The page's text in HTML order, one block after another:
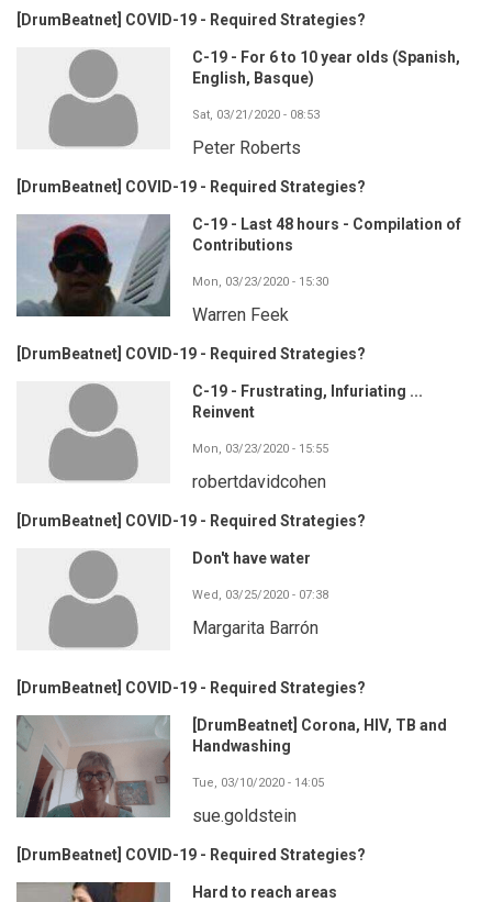
[DrumBeatnet] COVID-19 - Required Strategies?
C-19 - For 6 to 10 year olds (Spanish,
English, Basque)
Sat, 03/21/2020 - 08:53
Peter Roberts
[DrumBeatnet] COVID-19 - Required Strategies?
C-19 - Last 48 hours - Compilation of
Contributions
Mon, 03/23/2020 - 15:30
Warren Feek
[DrumBeatnet] COVID-19 - Required Strategies?
C-19 - Frustrating, Infuriating ...
Reinvent
Mon, 03/23/2020 - 15:55
robertdavidcohen
[DrumBeatnet] COVID-19 - Required Strategies?
Don't have water
Wed, 03/25/2020 - 07:38
Margarita Barrón
[DrumBeatnet] COVID-19 - Required Strategies?
[DrumBeatnet] Corona, HIV, TB and
Handwashing
Tue, 03/10/2020 - 14:05
sue.goldstein
[DrumBeatnet] COVID-19 - Required Strategies?
Hard to reach areas